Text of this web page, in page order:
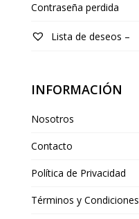
Contraseña perdida
Lista de deseos –
INFORMACIÓN
Nosotros
Contacto
Política de Privacidad
Términos y Condiciones